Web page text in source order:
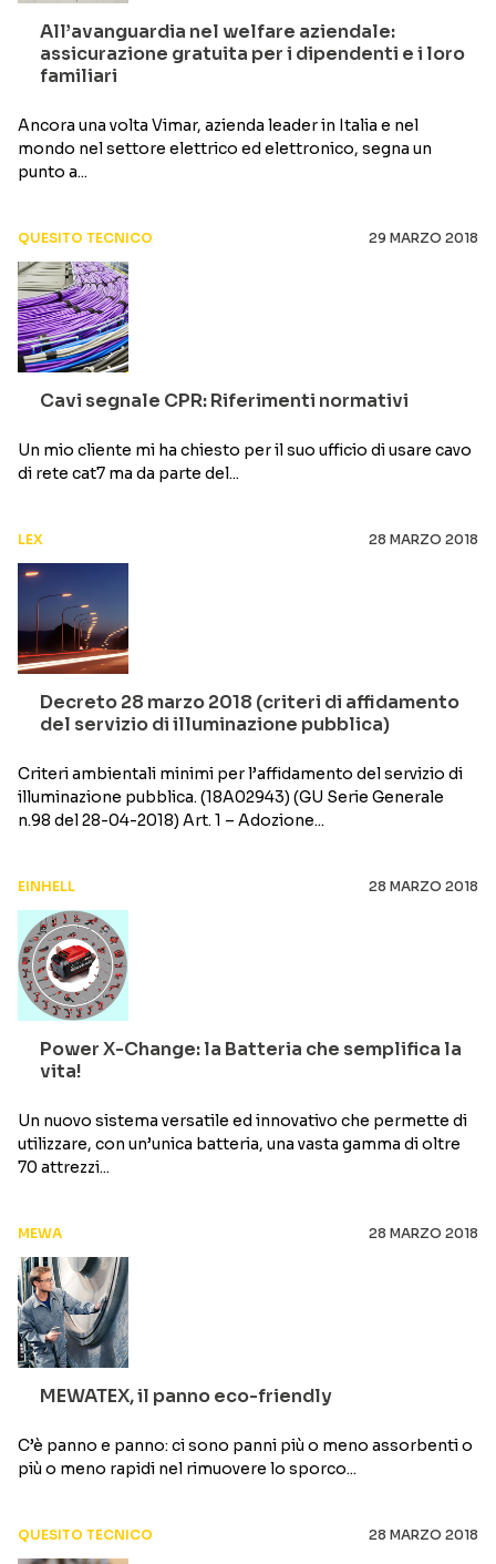
All’avanguardia nel welfare aziendale:
assicurazione gratuita per i dipendenti e i loro
familiari
Ancora una volta Vimar, azienda leader in Italia e nel
mondo nel settore elettrico ed elettronico, segna un
punto a...
QUESITO TECNICO 29 MARZO 2018
Cavi segnale CPR: Riferimenti normativi
Un mio cliente mi ha chiesto per il suo ufficio di usare cavo
di rete cat7 ma da parte del...
LEX 28 MARZO 2018
Decreto 28 marzo 2018 (criteri di affidamento
del servizio di illuminazione pubblica)
Criteri ambientali minimi per l’affidamento del servizio di
illuminazione pubblica. (18A02943) (GU Serie Generale
n.98 del 28-04-2018) Art. 1 – Adozione...
EINHELL 28 MARZO 2018
Power X-Change: la Batteria che semplifica la
vita!
Un nuovo sistema versatile ed innovativo che permette di
utilizzare, con un’unica batteria, una vasta gamma di oltre
70 attrezzi...
MEWA 28 MARZO 2018
MEWATEX, il panno eco-friendly
C’è panno e panno: ci sono panni più o meno assorbenti o
più o meno rapidi nel rimuovere lo sporco...
QUESITO TECNICO 28 MARZO 2018